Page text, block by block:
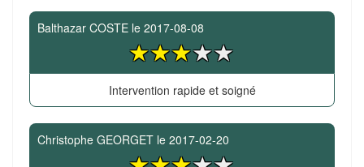
Balthazar COSTE le 2017-08-08
Intervention rapide et soigné
Christophe GEORGET le 2017-02-20